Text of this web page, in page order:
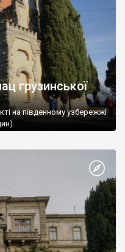
грузинської
на південному узбережжі